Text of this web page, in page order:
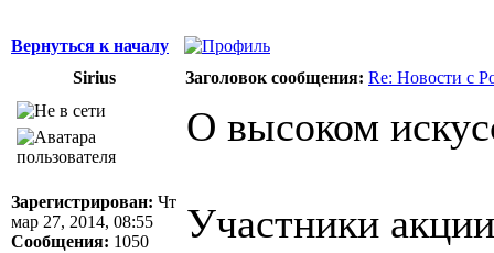
Вернуться к началу
Sirius
Заголовок сообщения: Re: Новости с
Зарегистрирован: Чт
мар 27, 2014, 08:55
Сообщения: 1050
О высоком
Участники